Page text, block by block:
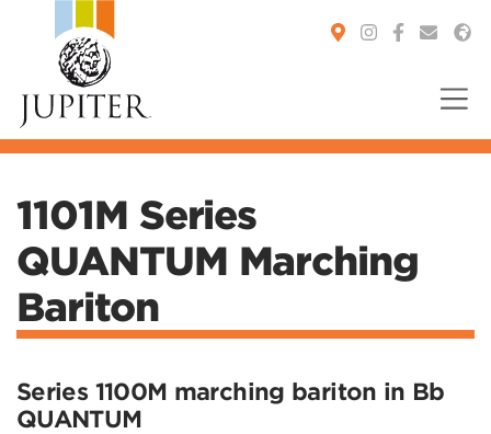
1101M Series
QUANTUM Marching
Bariton
Series 1100M marching bariton in Bb
QUANTUM